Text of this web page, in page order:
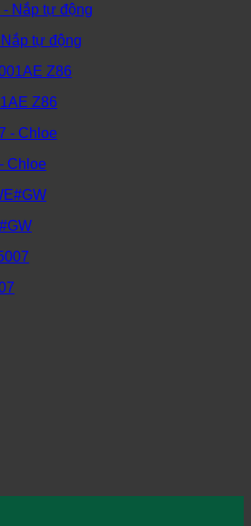
tự động
Z86
Chloe